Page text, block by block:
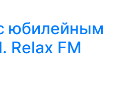
юбилейным
Relax FM